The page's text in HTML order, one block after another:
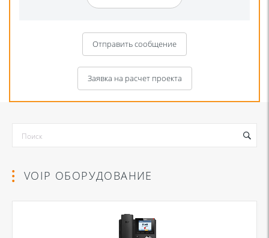
Отправить сообщение
Заявка на расчет проекта
VOIP ОБОРУДОВАНИЕ